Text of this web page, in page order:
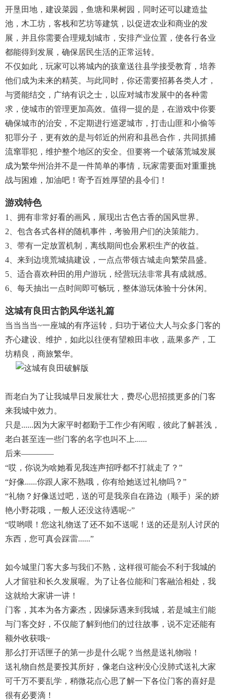
开垦田地，建设菜园，鱼塘和果树园，同时还可以建造盐
池，木工坊，客栈和艺坊等建筑，以促进农业和商业的发
展，并且你需要合理规划城市，安排产业位置，使各行各业
都能得到发展，确保居民生活的正常运转。
不仅如此，玩家可以将城内的孩童送往县学接受教育，培养
他们成为未来的精英。与此同时，你还需要招募各类人才，
与贤能结交，广纳有识之士，以应对城市发展中的各种需
求，使城市的管理更加高效。值得一提的是，在游戏中你要
确保城市的治安，不定期进行巡逻城市，打击山匪和小偷等
犯罪分子，更有效的是与邻近的州府和县邑合作，共同抓捕
流窜罪犯，维护整个地区的安全。但要将一个破落荒城发展
成为繁华州治并不是一件简单的事情，玩家需要面对重重挑
战与困难，加油吧！寄予百姓厚望的县令们！
游戏特色
1、拥有非常好看的画风，展现出古色古香的国风世界。
2、包含各式各样的随机事件，考验用户们的决策能力。
3、带有一定放置机制，离线期间也会累积生产的收益。
4、来到边境荒城搞建设，一点点带领古城走向繁荣昌盛。
5、适合喜欢种田的用户游玩，经营玩法非常具有成就感。
6、每天抽出一点时间即可畅玩，整体游玩体验十分休闲。
这城有良田古韵风华送礼篇
当当当当~一座城的有序运转，归功于诸位大人与众多门客的
齐心建设、维护，如此以往便有望粮田丰收，蔬果多产，工
坊精良，商旅繁华。
而老白为了让我城早日发展壮大，费尽心思招揽更多的门客
来我城中效力。
只是......因为大家平时都勤于工作少有闲暇，彼此了解甚浅，
老白甚至连一些门客的名字也叫不上......
后来————
“哎，你说为啥她看见我连声招呼都不打就走了？”
“好像......你跟人家不熟哦，你有给她送过礼物吗？”
“礼物？好像送过吧，送的可是我亲自在路边（顺手）采的娇
艳小野花哦，一般人还没这待遇呢~”
“哎哟喂！您这礼物送了还不如不送呢！送的还是别人讨厌的
东西，您可真会踩雷......”
如今城里门客大多与我们不熟，这样很可能会不利于我城的
人才留驻和长久发展喔。为了让各位能和门客融洽相处，我
这就给大家讲一讲！
门客，其本为各方豪杰，因缘际遇来到我城，若是城主们能
与门客交好，不仅能了解到他们的过往故事，说不定还能有
额外收获哦~
那么打开话匣子的第一步是什么呢？当然是送礼物啦！
送礼物自然是要投其所好，像老白这种没心没肺式送礼大家
可千万不要乱学，稍微花点心思了解一下各位门客的喜好是
很有必要滴！